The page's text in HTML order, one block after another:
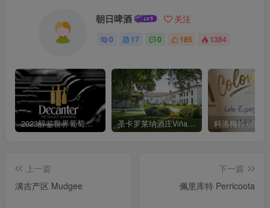
朝日啤酒 关注
0 17 0 185 1384
2023醇鉴世界葡萄酒大赛Decanter World Wine Awards 圣卡罗莱纳酒庄Viña Santa Carolina
上一篇
满吉产区 Mudgee
下一篇
佩里库特 Perricoota